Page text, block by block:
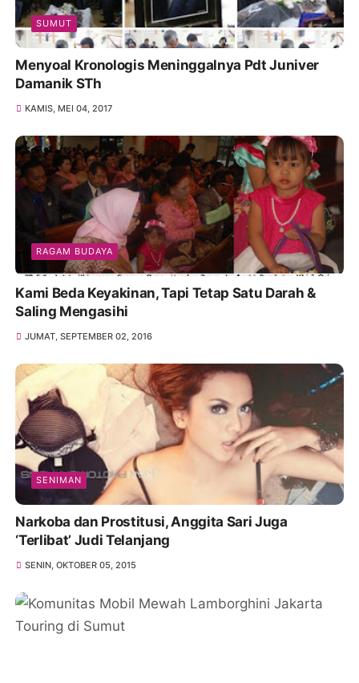
SUMUT
Menyoal Kronologis Meninggalnya Pdt Juniver
Damanik STh
KAMIS, MEI 04, 2017
RAGAM BUDAYA
Kami Beda Keyakinan, Tapi Tetap Satu Darah &
Saling Mengasihi
JUMAT, SEPTEMBER 02, 2016
SENIMAN
Narkoba dan Prostitusi, Anggita Sari Juga
‘Terlibat’ Judi Telanjang
SENIN, OKTOBER 05, 2015